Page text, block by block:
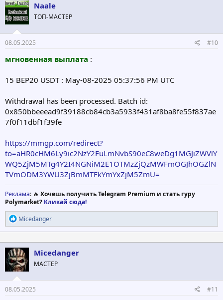
Naale
ТОП-МАСТЕР
08.05.2025 #10
мгновенная выплата :
15 BEP20 USDT : May-08-2025 05:37:56 PM UTC
Withdrawal has been processed. Batch id:
0x850bbeeead9f39188cb84cb3a5933f431af8ba8fe55f837ae
7f0f11dbf1f39fe
https://mmgp.com/redirect?
to=aHR0cHM6Ly9ic2NzY2FuLmNvbS90eC8weDg1MGJiZWVlY
WQ5ZjM5MTg4Y2I4NGNiM2E1OTMzZjQzMWFmOGJhOGZlN
TVmODM3YWU3ZjBmMTFkYmYxZjM5ZmU=
Реклама: 🔥 Хочешь получить Telegram Premium и стать гуру
Polymarket? Кликай сюда!
Р
е
а
к
ц
и
и
:
Micedanger
Micedanger
МАСТЕР
08.05.2025 #11